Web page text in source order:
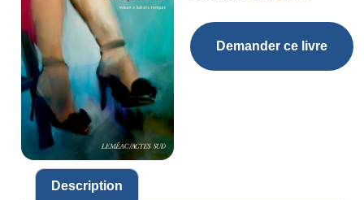
Demander ce livre
Description